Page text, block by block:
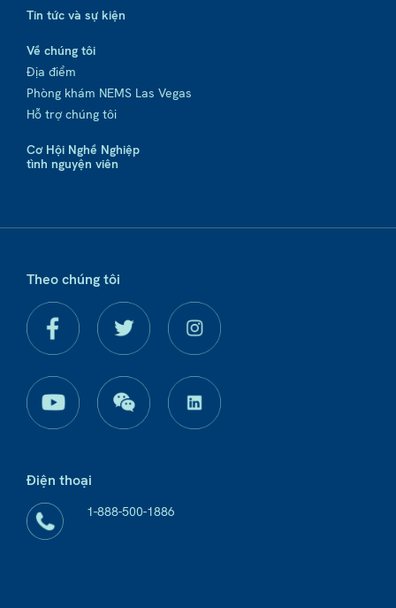
Tin tức và sự kiện
Về chúng tôi
Địa điểm
Phòng khám NEMS Las Vegas
Hỗ trợ chúng tôi
Cơ Hội Nghề Nghiệp
tình nguyện viên
Theo chúng tôi
Điện thoại
1-888-500-1886